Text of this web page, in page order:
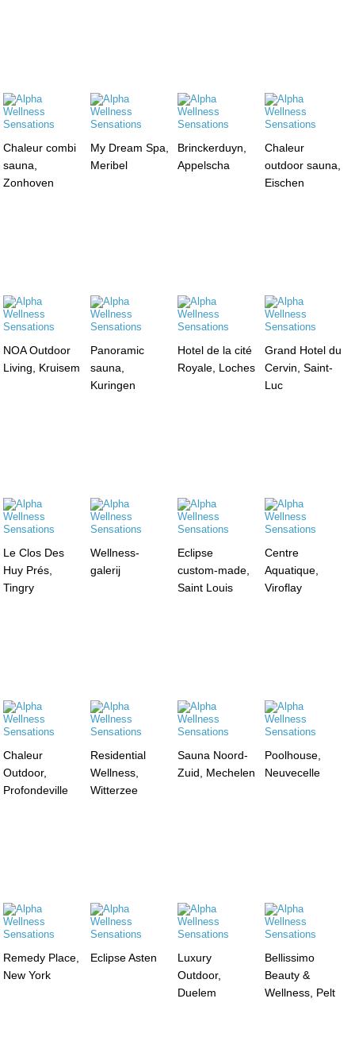
Chaleur combi
sauna,
Zonhoven
My Dream Spa,
Meribel
Brinckerduyn,
Appelscha
Chaleur
outdoor sauna,
Eischen
NOA Outdoor
Living, Kruisem
Panoramic
sauna,
Kuringen
Hotel de la cité
Royale, Loches
Grand Hotel du
Cervin, Saint-
Luc
Le Clos Des
Huy Prés,
Tingry
Wellness-
galerij
Eclipse
custom-made,
Saint Louis
Centre
Aquatique,
Viroflay
Chaleur
Outdoor,
Profondeville
Residential
Wellness,
Witterzee
Sauna Noord-
Zuid, Mechelen
Poolhouse,
Neuvecelle
Remedy Place,
New York
Eclipse Asten
Luxury
Outdoor,
Duelem
Bellissimo
Beauty &
Wellness, Pelt